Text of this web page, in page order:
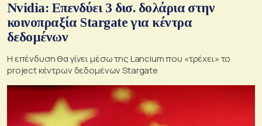
Nvidia: Επενδύει 3 δισ. δολάρια στην
κοινοπραξία Stargate για κέντρα
δεδομένων
Η επένδυση θα γίνει μέσω της Lancium που «τρέχει» το
project κέντρων δεδομένων Stargate